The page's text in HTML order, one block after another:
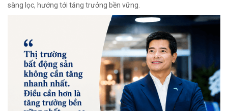
sàng lọc, hướng tới tăng trưởng bền vững.